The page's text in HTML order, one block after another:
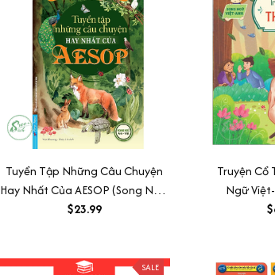
Tuyển Tập Những Câu Chuyện
Hay Nhất Của AESOP (Song Ngữ
Anh - Việt)
$23.99
Truyện Cổ
Ngữ
SALE